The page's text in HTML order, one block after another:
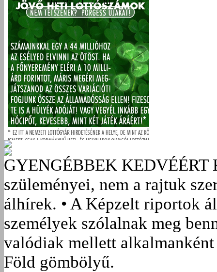
GYENGÉBBEK KEDVÉÉRT
szüleményei, nem a rajtuk
álhírek. • A Képzelt riportok
személyek szólalnak meg
valódiak mellett
Föld gömbölyű.